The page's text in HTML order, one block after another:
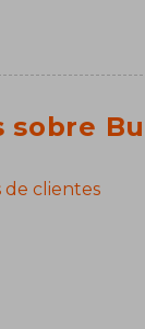
sobre
de clientes